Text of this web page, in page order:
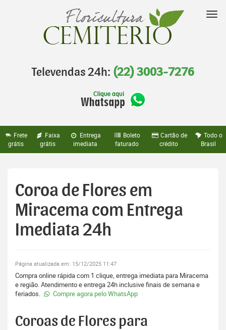
Televendas 24h: (22) 3003-7276
Frete
grátis
Faixa
grátis
Entrega
imediata
Boleto
faturado
Cartão de
crédito
Todo o
Brasil
Coroa de Flores em
Miracema com Entrega
Imediata 24h
Página atualizada em: 15/12/2025 11:47
Compra online rápida com 1 clique, entrega imediata para Miracema
e região. Atendimento e entrega 24h inclusive finais de semana e
feriados.
Compre agora pelo WhatsApp
Coroas de Flores para